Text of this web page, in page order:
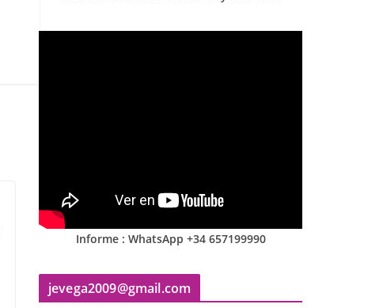
Informe : WhatsApp +34 657199990
jevega2009@gmail.com